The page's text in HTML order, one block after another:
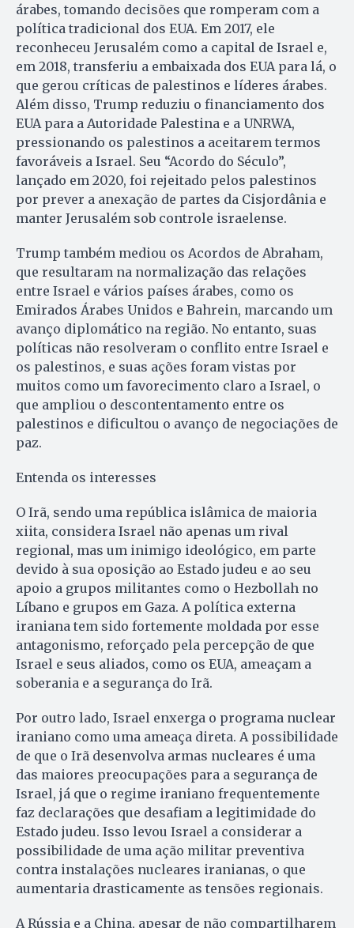
árabes, tomando decisões que romperam com a
política tradicional dos EUA. Em 2017, ele
reconheceu Jerusalém como a capital de Israel e,
em 2018, transferiu a embaixada dos EUA para lá, o
que gerou críticas de palestinos e líderes árabes.
Além disso, Trump reduziu o financiamento dos
EUA para a Autoridade Palestina e a UNRWA,
pressionando os palestinos a aceitarem termos
favoráveis a Israel. Seu “Acordo do Século”,
lançado em 2020, foi rejeitado pelos palestinos
por prever a anexação de partes da Cisjordânia e
manter Jerusalém sob controle israelense.
Trump também mediou os Acordos de Abraham,
que resultaram na normalização das relações
entre Israel e vários países árabes, como os
Emirados Árabes Unidos e Bahrein, marcando um
avanço diplomático na região. No entanto, suas
políticas não resolveram o conflito entre Israel e
os palestinos, e suas ações foram vistas por
muitos como um favorecimento claro a Israel, o
que ampliou o descontentamento entre os
palestinos e dificultou o avanço de negociações de
paz.
Entenda os interesses
O Irã, sendo uma república islâmica de maioria
xiita, considera Israel não apenas um rival
regional, mas um inimigo ideológico, em parte
devido à sua oposição ao Estado judeu e ao seu
apoio a grupos militantes como o Hezbollah no
Líbano e grupos em Gaza. A política externa
iraniana tem sido fortemente moldada por esse
antagonismo, reforçado pela percepção de que
Israel e seus aliados, como os EUA, ameaçam a
soberania e a segurança do Irã.
Por outro lado, Israel enxerga o programa nuclear
iraniano como uma ameaça direta. A possibilidade
de que o Irã desenvolva armas nucleares é uma
das maiores preocupações para a segurança de
Israel, já que o regime iraniano frequentemente
faz declarações que desafiam a legitimidade do
Estado judeu. Isso levou Israel a considerar a
possibilidade de uma ação militar preventiva
contra instalações nucleares iranianas, o que
aumentaria drasticamente as tensões regionais.
A Rússia e a China, apesar de não compartilharem